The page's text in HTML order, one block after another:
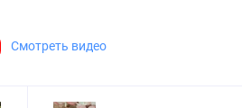
Смотреть видео